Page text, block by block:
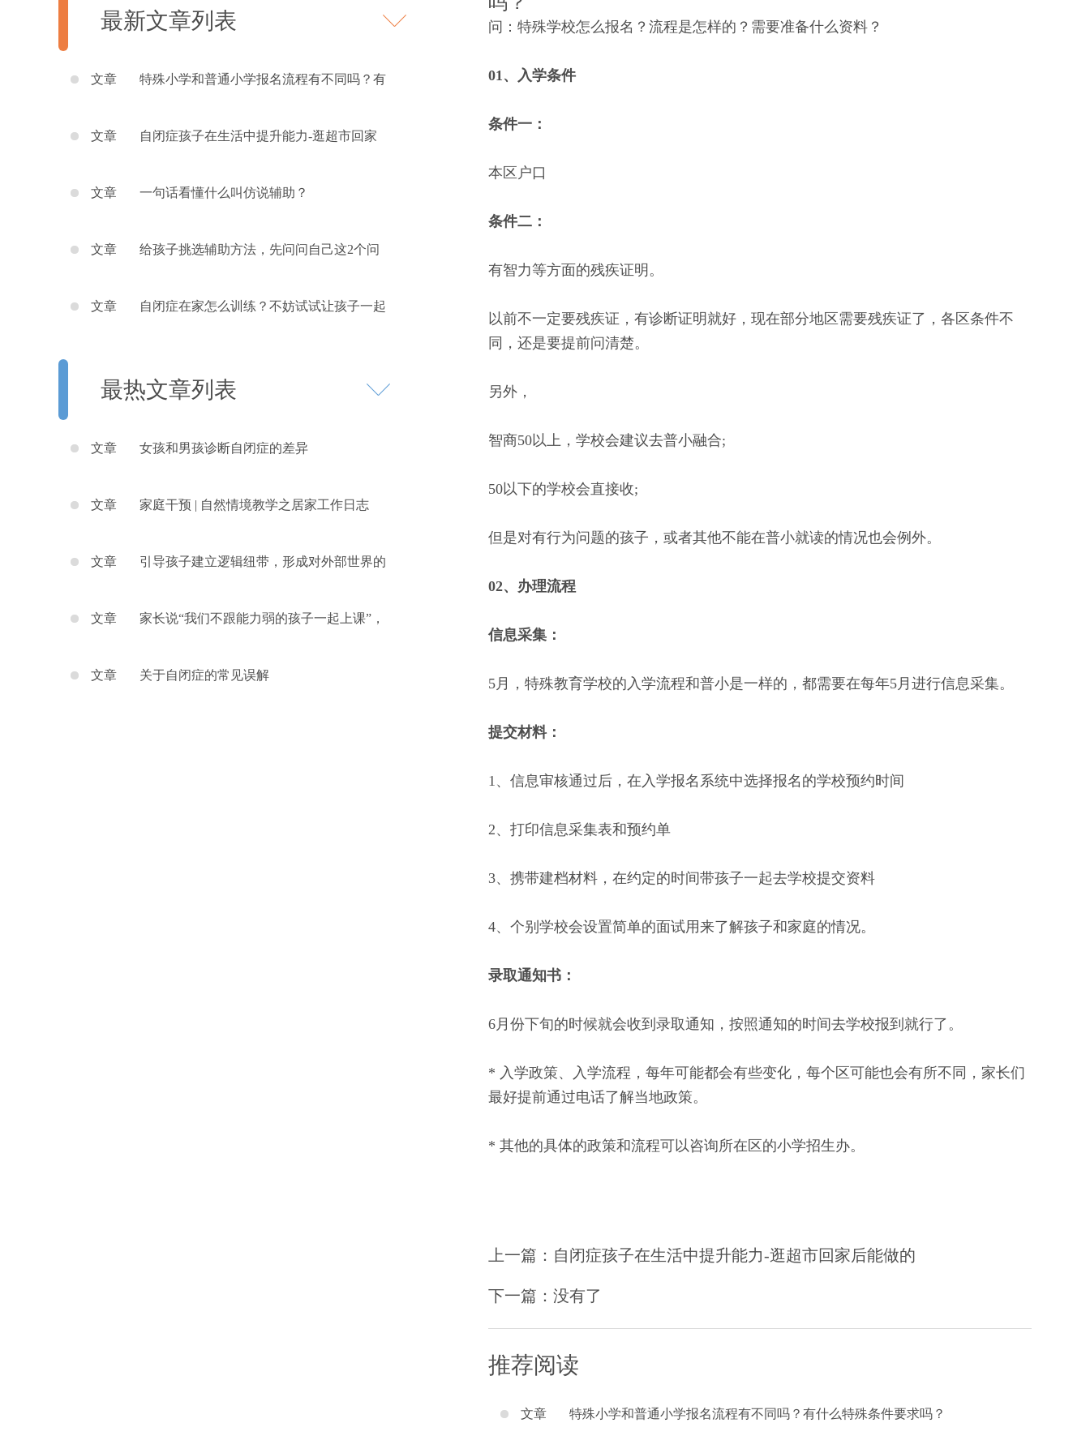
最新文章列表
文章 特殊小学和普通小学报名流程有不同吗？有
什么特殊条件要求吗？
文章 自闭症孩子在生活中提升能力-逛超市回家
后能做的
文章 一句话看懂什么叫仿说辅助？
文章 给孩子挑选辅助方法，先问问自己这2个问
题--潘柏均
文章 自闭症在家怎么训练？不妨试试让孩子一起
最热文章列表
文章 女孩和男孩诊断自闭症的差异
文章 家庭干预 | 自然情境教学之居家工作日志
文章 引导孩子建立逻辑纽带，形成对外部世界的
合理认识
文章 家长说“我们不跟能力弱的孩子一起上课”，
对吗？
文章 关于自闭症的常见误解
问：特殊学校怎么报名？流程是怎样的？需要准备什么资料？
01、入学条件
条件一：
本区户口
条件二：
有智力等方面的残疾证明。
以前不一定要残疾证，有诊断证明就好，现在部分地区需要残疾证了，各区条件不
同，还是要提前问清楚。
另外，
智商50以上，学校会建议去普小融合;
50以下的学校会直接收;
但是对有行为问题的孩子，或者其他不能在普小就读的情况也会例外。
02、办理流程
信息采集：
5月，特殊教育学校的入学流程和普小是一样的，都需要在每年5月进行信息采集。
提交材料：
1、信息审核通过后，在入学报名系统中选择报名的学校预约时间
2、打印信息采集表和预约单
3、携带建档材料，在约定的时间带孩子一起去学校提交资料
4、个别学校会设置简单的面试用来了解孩子和家庭的情况。
录取通知书：
6月份下旬的时候就会收到录取通知，按照通知的时间去学校报到就行了。
* 入学政策、入学流程，每年可能都会有些变化，每个区可能也会有所不同，家长们
最好提前通过电话了解当地政策。
* 其他的具体的政策和流程可以咨询所在区的小学招生办。
上一篇： 自闭症孩子在生活中提升能力-逛超市回家后能做的
下一篇：没有了
推荐阅读
文章 特殊小学和普通小学报名流程有不同吗？有什么特殊条件要求吗？